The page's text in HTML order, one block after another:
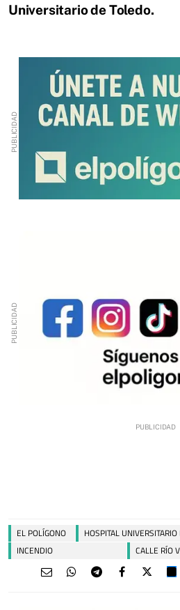
Universitario de Toledo.
EL POLÍGONO HOSPITAL
INCENDIO
CALLE RÍO